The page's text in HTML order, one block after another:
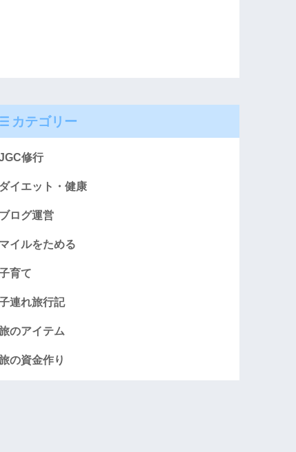
カテゴリー
修行
ダイエット・健康
ブログ運営
マイルをためる
育て
連れ旅行記
のアイテム
の資金作り